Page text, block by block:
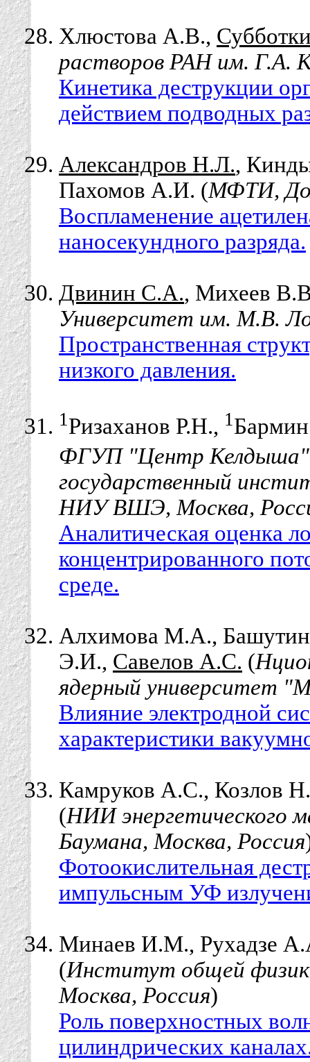
Хлюстова А.В.,
растворов РАН им. Г.А.
Кинетика деструкции
действием подводных
Александров Н.Л.,
Пахомов А.И. (МФТИ,
Воспламенение
наносекундного разряда.
Двинин С.А., Михеев
Университет им. М.В.
Пространственная
низкого давления.
1 Ризаханов Р.Н., 1
ФГУП "Центр
государственный
НИУ ВШЭ, Москва,
Аналитическая оценка
концентрированного
среде.
Алхимова М.А.,
Э.И., Савелов А.С. (
ядерный университет
Влияние электродной
характеристики
Камруков А.С., Козлов
(НИИ энергетического
Баумана, Москва, Россия
Фотоокислительная
импульсным УФ
Минаев И.М., Рухадзе
(Институт общей
Москва, Россия)
Роль поверхностных
цилиндрических